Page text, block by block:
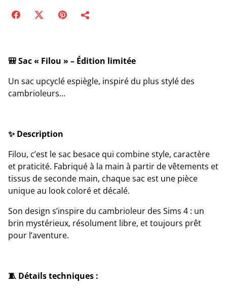
🎒 Sac « Filou » – Édition limitée
Un sac upcyclé espiègle, inspiré du plus stylé des
cambrioleurs…
✨ Description
Filou, c’est le sac besace qui combine style, caractère
et praticité. Fabriqué à la main à partir de vêtements et
tissus de seconde main, chaque sac est une pièce
unique au look coloré et décalé.
Son design s’inspire du cambrioleur des Sims 4 : un
brin mystérieux, résolument libre, et toujours prêt
pour l’aventure.
🧵 Détails techniques :